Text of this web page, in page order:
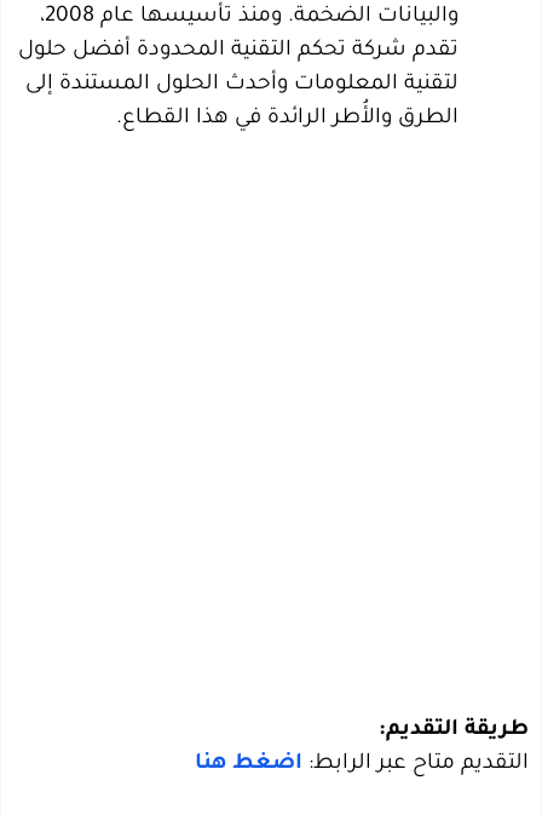
والبيانات الضخمة. ومنذ تأسيسها عام 2008،
تقدم شركة تحكم التقنية المحدودة أفضل حلول
لتقنية المعلومات وأحدث الحلول المستندة إلى
الطرق والأُطر الرائدة في هذا القطاع.
طريقة التقديم:
التقديم متاح عبر الرابط: اضغط هنا